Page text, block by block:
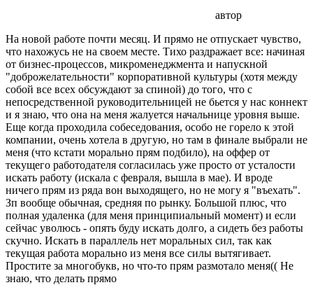
автор
На новой работе почти месяц. И прямо не отпускает чувство,
что нахожусь не на своем месте. Тихо раздражает все: начиная
от бизнес-процессов, микроменеджмента и напускной
"доброжелательности" корпоративной культуры (хотя между
собой все всех обсуждают за спиной) до того, что с
непосредственной руководительницей не бьется у нас коннект
и я знаю, что она на меня жалуется начальнице уровня выше.
Еще когда проходила собеседования, особо не горело к этой
компании, очень хотела в другую, но там в финале выбрали не
меня (что кстати морально прям подбило), на оффер от
текущего работодателя согласилась уже просто от усталости
искать работу (искала с февраля, вышла в мае). И вроде
ничего прям из ряда вон выходящего, но не могу я "въехать".
Зп вообще обычная, средняя по рынку. Большой плюс, что
полная удаленка (для меня принципиальный момент) и если
сейчас уволюсь - опять буду искать долго, а сидеть без работы
скучно. Искать в параллель нет моральных сил, так как
текущая работа морально из меня все силы вытягивает.
Простите за многобукв, но что-то прям размотало меня(( Не
знаю, что делать прямо